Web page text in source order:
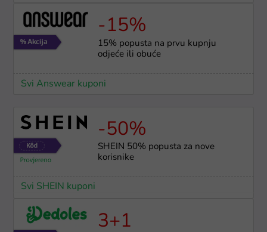
-15%
15% popusta na prvu kupnju
odjeće ili obuće
Svi Answear kuponi
-50%
SHEIN 50% popusta za nove
korisnike
Svi SHEIN kuponi
3+1